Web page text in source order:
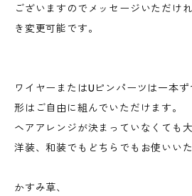
ございますのでメッセージいただけ
き変更可能です。
ワイヤーまたはUピンパーツは一本
形はご自由に組んでいただけます。
ヘアアレンジが決まっていなくても
洋装、和装でもどちらでもお使いいた
かすみ草、